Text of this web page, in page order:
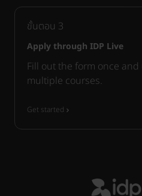
ขั้นตอน 3
Apply through IDP Live
Fill out the form once
multiple courses.
Get started